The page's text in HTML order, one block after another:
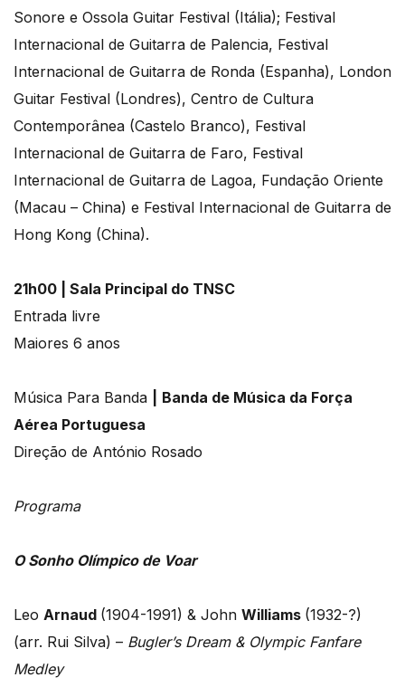
Sonore e Ossola Guitar Festival (Itália); Festival
Internacional de Guitarra de Palencia, Festival
Internacional de Guitarra de Ronda (Espanha), London
Guitar Festival (Londres), Centro de Cultura
Contemporânea (Castelo Branco), Festival
Internacional de Guitarra de Faro, Festival
Internacional de Guitarra de Lagoa, Fundação Oriente
(Macau – China) e Festival Internacional de Guitarra de
Hong Kong (China).
21h00 | Sala Principal do TNSC
Entrada livre
Maiores 6 anos
Música Para Banda
Banda de Música da Força
Aérea Portuguesa
Direção de António Rosado
Programa
O Sonho Olímpico de Voar
Leo Arnaud (1904-1991) & John Williams (1932-?)
(arr. Rui Silva) – Bugler’s Dream & Olympic Fanfare
Medley